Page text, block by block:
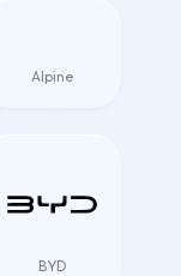
Alpine
BYD